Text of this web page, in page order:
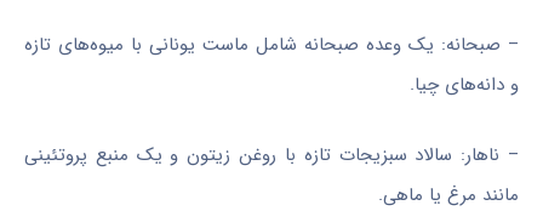
– صبحانه: یک وعده صبحانه شامل ماست یونانی با میوه‌های تازه
و دانه‌های چیا.
– ناهار: سالاد سبزیجات تازه با روغن زیتون و یک منبع پروتئینی
مانند مرغ یا ماهی.